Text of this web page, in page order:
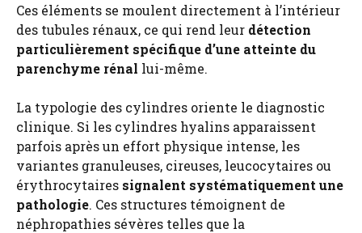
Ces éléments se moulent directement à l’intérieur
des tubules rénaux, ce qui rend leur détection
particulièrement spécifique d’une atteinte du
parenchyme rénal lui-même.
La typologie des cylindres oriente le diagnostic
clinique. Si les cylindres hyalins apparaissent
parfois après un effort physique intense, les
variantes granuleuses, cireuses, leucocytaires ou
érythrocytaires signalent systématiquement une
pathologie. Ces structures témoignent de
néphropathies sévères telles que la